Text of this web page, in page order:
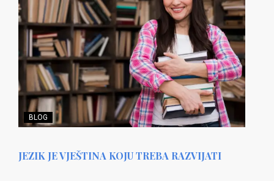
BLOG
JEZIK JE VJEŠTINA KOJU TREBA RAZVIJATI